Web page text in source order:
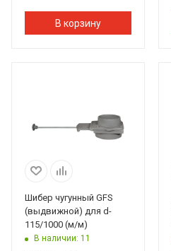
В корзину
Шибер чугунный GFS
(выдвижной) для d-
115/1000 (м/м)
В наличии: 11